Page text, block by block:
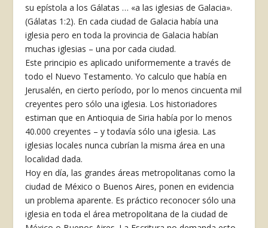
su epístola a los Gálatas … «a las iglesias de Galacia».
(Gálatas 1:2). En cada ciudad de Galacia había una
iglesia pero en toda la provincia de Galacia habían
muchas iglesias – una por cada ciudad.
Este principio es aplicado uniformemente a través de
todo el Nuevo Testamento. Yo calculo que había en
Jerusalén, en cierto período, por lo menos cincuenta mil
creyentes pero sólo una iglesia. Los historiadores
estiman que en Antioquia de Siria había por lo menos
40.000 creyentes – y todavía sólo una iglesia. Las
iglesias locales nunca cubrían la misma área en una
localidad dada.
Hoy en día, las grandes áreas metropolitanas como la
ciudad de México o Buenos Aires, ponen en evidencia
un problema aparente. Es práctico reconocer sólo una
iglesia en toda el área metropolitana de la ciudad de